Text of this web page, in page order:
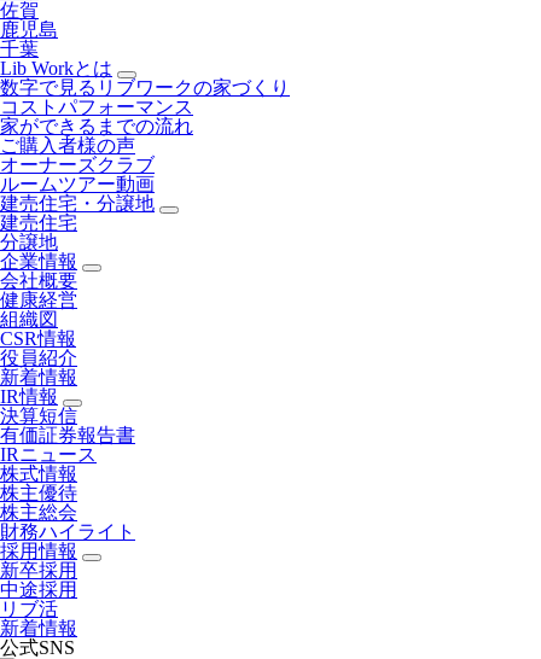
佐賀
鹿児島
千葉
Lib Workとは
数字で見るリブワークの家づくり
コストパフォーマンス
家ができるまでの流れ
ご購入者様の声
オーナーズクラブ
ルームツアー動画
建売住宅・分譲地
建売住宅
分譲地
企業情報
会社概要
健康経営
組織図
CSR情報
役員紹介
新着情報
IR情報
決算短信
有価証券報告書
IRニュース
株式情報
株主優待
株主総会
財務ハイライト
採用情報
新卒採用
中途採用
リブ活
新着情報
公式SNS